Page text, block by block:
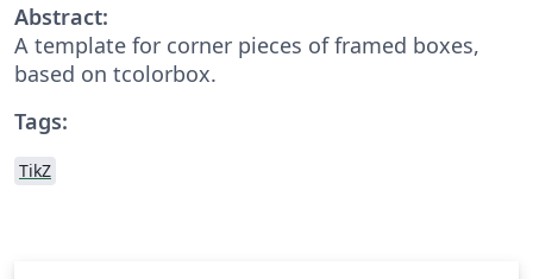
Abstract:
A template for corner pieces of framed boxes,
based on tcolorbox.
Tags:
TikZ